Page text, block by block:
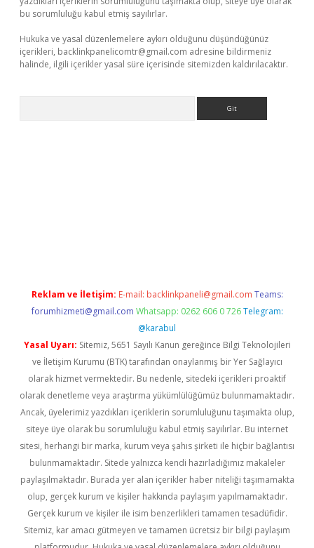
bu sorumluluğu kabul etmiş sayılırlar.
Hukuka ve yasal düzenlemelere aykırı olduğunu düşündüğünüz
içerikleri, backlinkpanelicomtr@gmail.com adresine bildirmeniz
halinde, ilgili içerikler yasal süre içerisinde sitemizden kaldırılacaktır.
Reklam ve İletişim: E-mail: backlinkpaneli@gmail.com Teams:
forumhizmeti@gmail.com Whatsapp: 0262 606 0 726 Telegram:
@karabul
Yasal Uyarı: Sitemiz, 5651 Sayılı Kanun gereğince Bilgi Teknolojileri
ve İletişim Kurumu (BTK) tarafından onaylanmış bir Yer Sağlayıcı
olarak hizmet vermektedir. Bu nedenle, sitedeki içerikleri proaktif
olarak denetleme veya araştırma yükümlülüğümüz bulunmamaktadır.
Ancak, üyelerimiz yazdıkları içeriklerin sorumluluğunu taşımakta olup,
siteye üye olarak bu sorumluluğu kabul etmiş sayılırlar. Bu internet
sitesi, herhangi bir marka, kurum veya şahıs şirketi ile hiçbir bağlantısı
bulunmamaktadır. Sitede yalnızca kendi hazırladığımız makaleler
paylaşılmaktadır. Burada yer alan içerikler haber niteliği taşımamakta
olup, gerçek kurum ve kişiler hakkında paylaşım yapılmamaktadır.
Gerçek kurum ve kişiler ile isim benzerlikleri tamamen tesadüfidir.
Sitemiz, kar amacı gütmeyen ve tamamen ücretsiz bir bilgi paylaşım